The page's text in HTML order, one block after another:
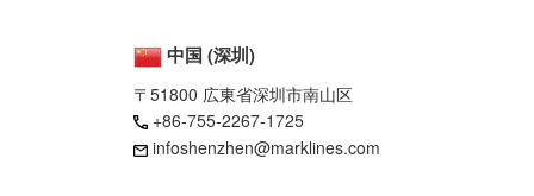
中国 (深圳)
〒51800 広東省深圳市南山区
+86-755-2267-1725
infoshenzhen@marklines.com